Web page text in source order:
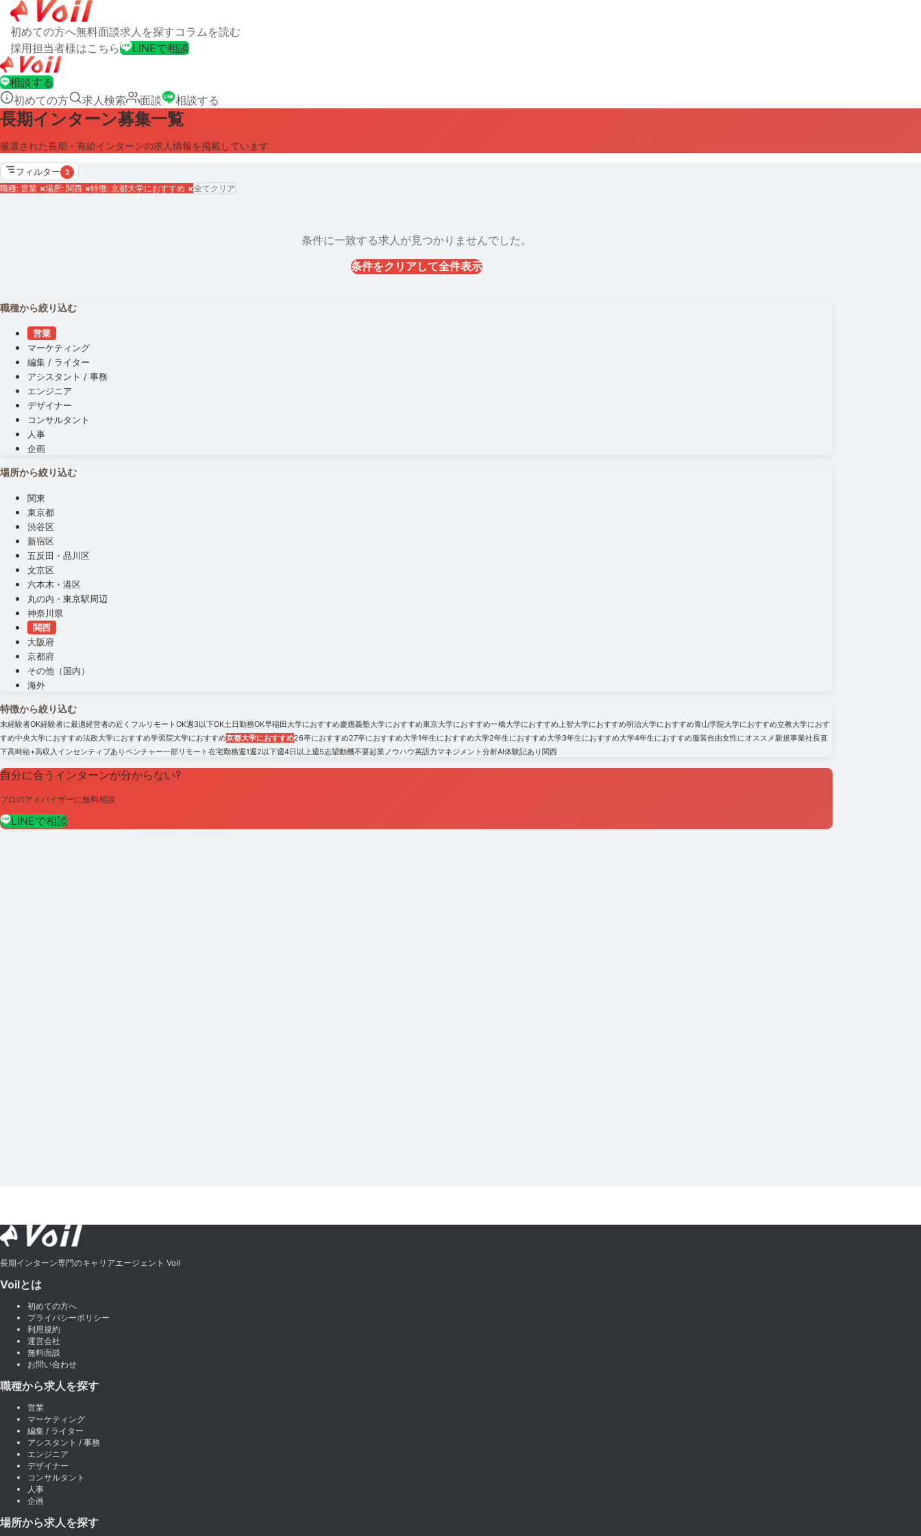
初めての方へ無料面談求人を探すコラムを読む
採用担当者様はこちら
LINEで相談
相談する
初めての方
求人検索 面談 相談する
長期インターン募集一覧
厳選された長期・有給インターンの求人情報を掲載しています
フィルター 3
職種: 営業 ×場所: 関西 ×特徴: 京都大学におすすめ ×全てクリア
条件に一致する求人が見つかりませんでした。
条件をクリアして全件表示
職種から絞り込む
営業
マーケティング
編集 / ライター
アシスタント / 事務
エンジニア
デザイナー
コンサルタント
人事
企画
場所から絞り込む
関東
東京都
渋谷区
新宿区
五反田・品川区
文京区
六本木・港区
丸の内・東京駅周辺
神奈川県
関西
大阪府
京都府
その他（国内）
海外
特徴から絞り込む
未経験者OK経験者に最適経営者の近く フルリモートOK週3以下OK土日勤務OK早稲田大学におすすめ慶應義塾大学におすすめ東京大学におすすめ一橋大学におすすめ上智大学におすすめ明治大学におすすめ青山学院大学におすすめ立教大学におす
すめ中央大学におすすめ法政大学におすすめ学習院大学におすすめ京都大学におすすめ26卒におすすめ27卒におすすめ大学1年生におすすめ大学2年生におすすめ大学3年生におすすめ大学4年生におすすめ服装自由女性にオススメ新規事業社長直
下高時給+高収入 インセンティブありベンチャー一部リモート在宅勤務週1週2以下週4日以上週5志望動機不要起業ノウハウ英語力マネジメント分析AI体験記あり関西
自分に合うインターンが分からない?
プロのアドバイザーに無料相談
LINEで相談
長期インターン専門のキャリアエージェント Voil
Voilとは
初めての方へ
プライバシーポリシー
利用規約
運営会社
無料面談
お問い合わせ
職種から求人を探す
営業
マーケティング
編集 / ライター
アシスタント / 事務
エンジニア
デザイナー
コンサルタント
人事
企画
場所から求人を探す